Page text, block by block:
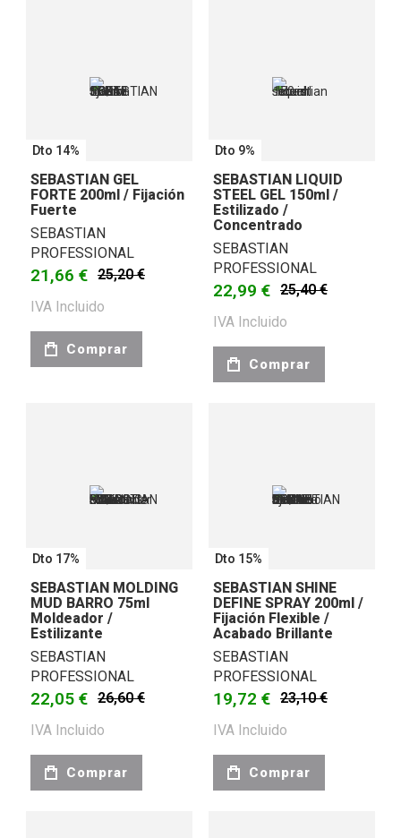
Dto 14%
SEBASTIAN GEL
FORTE 200ml / Fijación
Fuerte
SEBASTIAN
PROFESSIONAL
21,66 € 25,20 €
IVA Incluido
Comprar
Dto 9%
SEBASTIAN LIQUID
STEEL GEL 150ml /
Estilizado /
Concentrado
SEBASTIAN
PROFESSIONAL
22,99 € 25,40 €
IVA Incluido
Comprar
Dto 17%
SEBASTIAN MOLDING
MUD BARRO 75ml
Moldeador /
Estilizante
SEBASTIAN
PROFESSIONAL
22,05 € 26,60 €
IVA Incluido
Comprar
Dto 15%
SEBASTIAN SHINE
DEFINE SPRAY 200ml /
Fijación Flexible /
Acabado Brillante
SEBASTIAN
PROFESSIONAL
19,72 € 23,10 €
IVA Incluido
Comprar